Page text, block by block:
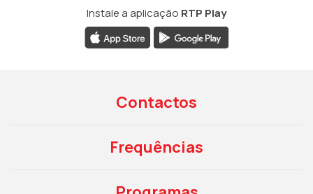
Instale a aplicação RTP Play
Contactos
Frequências